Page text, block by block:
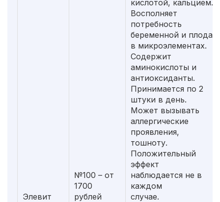
Элевит
№100 – от
1700
рублей
кислотой, кальцием.
Восполняет
потребность
беременной и плода
в микроэлементах.
Содержит
аминокислоты и
антиоксиданты.
Принимается по 2
штуки в день.
Может вызывать
аллергические
проявления,
тошноту.
Положительный
эффект
наблюдается не в
каждом
случае.